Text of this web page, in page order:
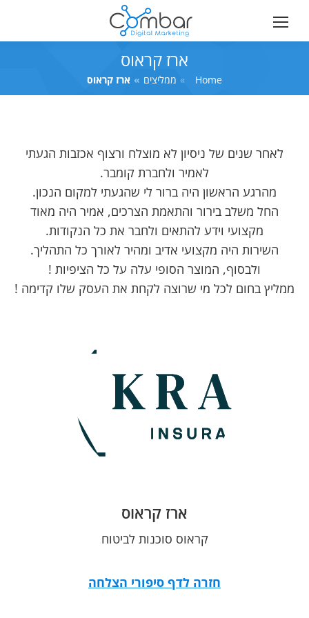
ארז קראוס
You are here:
Home ממליצים ארז קראוס
לאחר שנים של ניסיון לא מוצלח ורצוף אכזבות הגעתי
לאמיר ולחברת קומבר.
מהרגע הראשון היה ברור לי שהגעתי למקום הנכון.
החל משלב בירור והתאמת הצרכים, אמיר היה מאוד
מקצועי וידע להתאים ולחבר את כל הנקודות.
השירות היה מקצועי אדיב ומהיר לאורך כל התהליך.
ולבסוף, המוצר הסופי עלה על כל הציפיות !
ממליץ בחום לכל מי שרוצה לקחת את העסק שלו קדימה !
ארז קראוס
קראוס סוכנות לביטוח
חזרה לדף סיפורי הצלחה